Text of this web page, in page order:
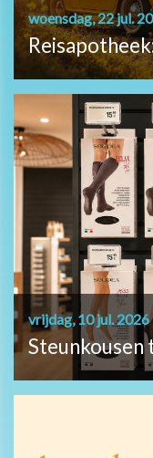
woensdag, 22 jul.
vrijdag, 10 jul. 2026
Steunkousen